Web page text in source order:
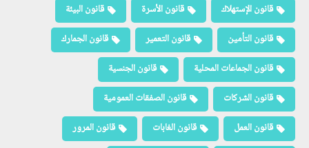
قانون الإستهلاك
قانون الأسرة
قانون البيئة
قانون التأمين
قانون التعمير
قانون الجمارك
قانون الجماعات المحلية
قانون الجنسية
قانون الشركات
قانون الصفقات العمومية
قانون العمل
قانون الغابات
قانون المرور